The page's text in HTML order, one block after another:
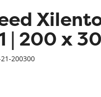
Overig
| 200 x
200300